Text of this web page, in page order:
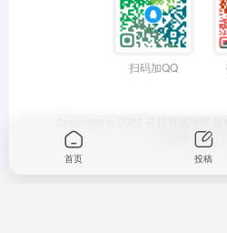
扫码加QQ
OneNav强力
首页 投稿